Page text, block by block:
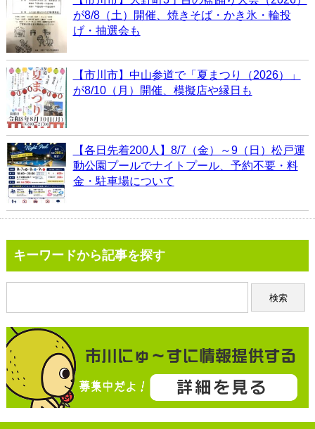
が8/8（土）開催、焼きそば・かき氷・輪投
げ・抽選会も
【市川市】中山参道で「夏まつり（2026）」
が8/10（月）開催、模擬店や縁日も
【各日先着200人】8/7（金）～9（日）松戸運
動公園プールでナイトプール、予約不要・料
金・駐車場について
キーワードから記事を探す